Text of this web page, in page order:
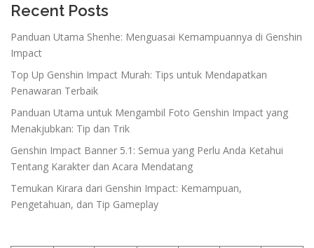
Recent Posts
Panduan Utama Shenhe: Menguasai Kemampuannya di Genshin
Impact
Top Up Genshin Impact Murah: Tips untuk Mendapatkan
Penawaran Terbaik
Panduan Utama untuk Mengambil Foto Genshin Impact yang
Menakjubkan: Tip dan Trik
Genshin Impact Banner 5.1: Semua yang Perlu Anda Ketahui
Tentang Karakter dan Acara Mendatang
Temukan Kirara dari Genshin Impact: Kemampuan,
Pengetahuan, dan Tip Gameplay